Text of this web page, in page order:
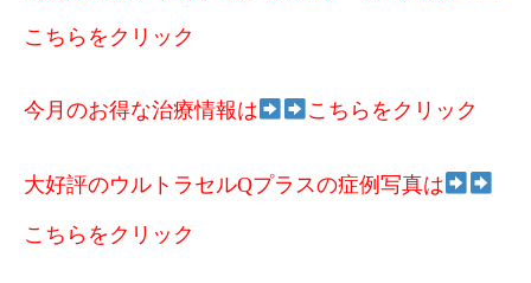
こちらをクリック
今月のお得な治療情報は こちらをクリック
大好評のウルトラセルQプラスの症例写真は
こちらをクリック